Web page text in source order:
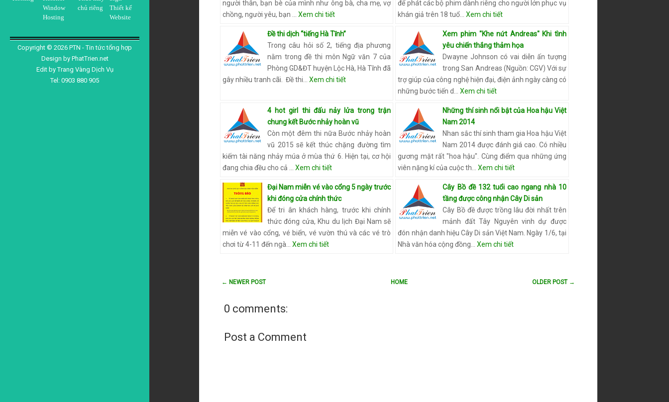
Window
Hosting
chủ riêng
Thiết kế
Website
Copyright © 2026 PTN - Tin tức tổng hợp
Design by PhatTrien.net
Edit byTrang Vàng Dịch Vụ
Tel: 0903 880 905
người thân, bạn bè của mình như ông bà, cha mẹ, vợ
chồng, người yêu, bạn …
Xem chi tiết
để phát các bộ phim dành riêng cho người lớn phục vụ
khán giả trên 18 tuổ…
Xem chi tiết
Đề thi dịch “tiếng Hà Tĩnh”
Trong câu hỏi số 2, tiếng địa phương
nằm trong đề thi môn Ngữ văn 7 của
Phòng GD&ĐT huyện Lộc Hà, Hà Tĩnh đã
gây nhiều tranh cãi. Đề thi…
Xem chi tiết
Xem phim "Khe nứt Andreas" Khi tình
yêu chiến thắng thảm họa
Dwayne Johnson có vai diễn ấn tượng
trong San Andreas (Nguồn: CGV) Với sự
trợ giúp của công nghệ hiện đại, điện ảnh ngày càng có
những bước tiến d…
Xem chi tiết
4 hot girl thi đấu nảy lửa trong trận
chung kết Bước nhảy hoàn vũ
Còn một đêm thi nữa Bước nhảy hoàn
vũ 2015 sẽ kết thúc chặng đường tìm
kiếm tài năng nhảy múa ở mùa thứ 6. Hiện tại, cơ hội
đang chia đều cho cả …
Xem chi tiết
Những thí sinh nổi bật của Hoa hậu Việt
Nam 2014
Nhan sắc thí sinh tham gia Hoa hậu Việt
Nam 2014 được đánh giá cao. Có nhiều
gương mặt rất "hoa hậu". Cùng điểm qua những ứng
viên nặng kí của cuộc th…
Xem chi tiết
Đại Nam miễn vé vào cổng 5 ngày trước
khi đóng cửa chính thức
Để tri ân khách hàng, trước khi chính
thức đóng cửa, Khu du lịch Đại Nam sẽ
miễn vé vào cổng, vé biển, vé vườn thú và các vé trò
chơi từ 4-11 đến ngà…
Xem chi tiết
Cây Bồ đề 132 tuổi cao ngang nhà 10
tầng được công nhận Cây Di sản
Cây Bồ đề được trồng lâu đời nhất trên
mảnh đất Tây Nguyên vinh dự được
đón nhận danh hiệu Cây Di sản Việt Nam. Ngày 1/6, tại
Nhà văn hóa cộng đồng…
Xem chi tiết
← NEWER POST OLDER POST →
HOME
0 comments:
Post a Comment